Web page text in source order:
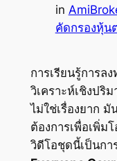
in
คัดกรองหุ้น
การเรียนรู้การล
วิเคราะห์เชิงปริ
ไม่ใช่เรื่องยาก
ต้องการเพื่อเพิ่ม
วิดีโอชุดนี้เป็นกา